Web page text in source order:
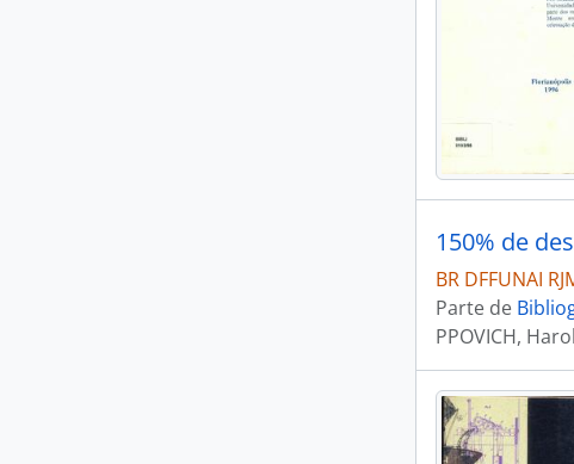
BR DFFUNAI
Parte de
PPOVICH,